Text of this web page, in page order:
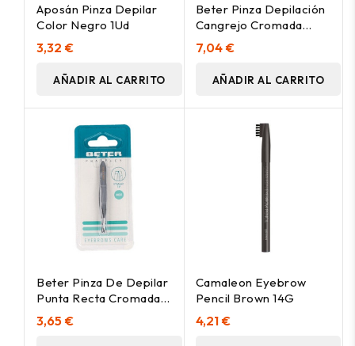
Aposán Pinza Depilar
Color Negro 1Ud
3,32 €
AÑADIR AL CARRITO
Beter Pinza Depilación
Cangrejo Cromada
9_3Cm 1Ud
7,04 €
AÑADIR AL CARRITO
Beter Pinza De Depilar
Punta Recta Cromada, 1
Ud
3,65 €
Camaleon Eyebrow
Pencil Brown 14G
4,21 €